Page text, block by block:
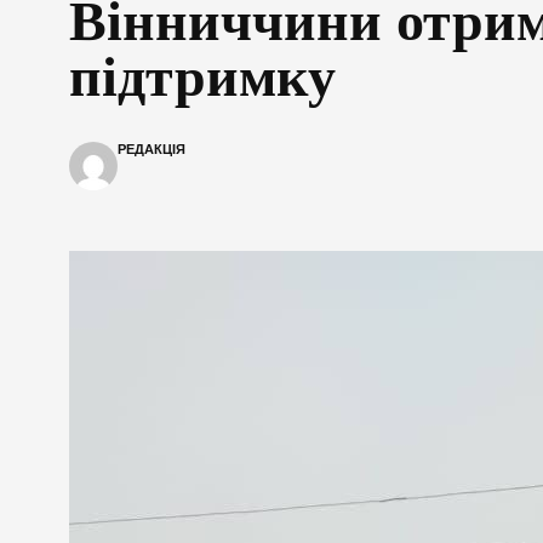
Вінниччини
підтримку
РЕДАКЦІЯ